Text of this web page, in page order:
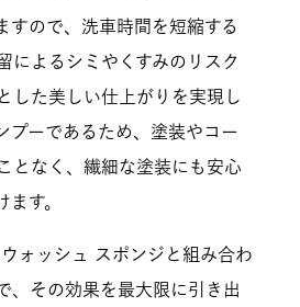
すので、洗車時間を短縮する
によるシミやくすみのリスク
した美しい仕上がりを実現し
プーであるため、塗装やコー
となく、繊細な塗装にも安心
ます。
ォッシュ スポンジと組み合わ
、その効果を最大限に引き出